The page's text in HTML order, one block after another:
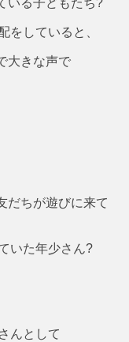
いる子どもたち?
をしていると、
大きな声で
だちが遊びに来て
いた年少さん?
んとして